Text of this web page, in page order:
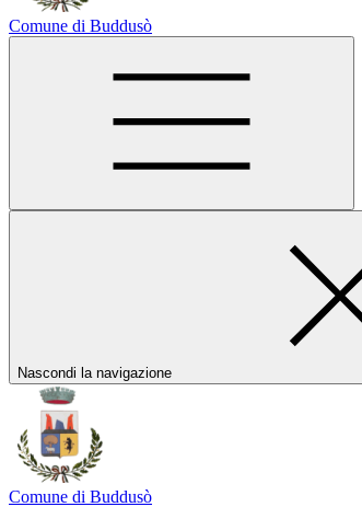
Comune di Buddusò
Nascondi la navigazione
Comune di Buddusò